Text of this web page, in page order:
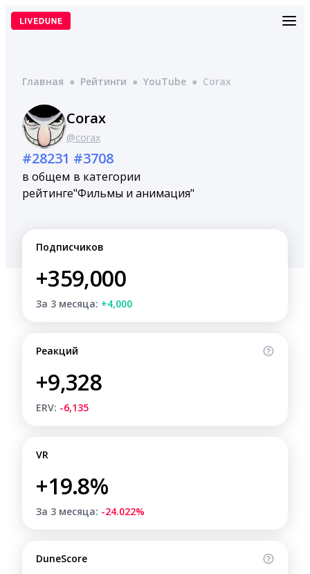
Перейти
Главная ● Рейтинги ● YouTube ● Corax
Corax
@corax
#28231
в общем
рейтинге
#3708
в категории
"Фильмы и анимация"
Подписчиков
+359,000
За 3 месяца: +4,000
Реакций
+9,328
ERV: -6,135
VR
+19.8%
За 3 месяца: -24.022%
DuneScore